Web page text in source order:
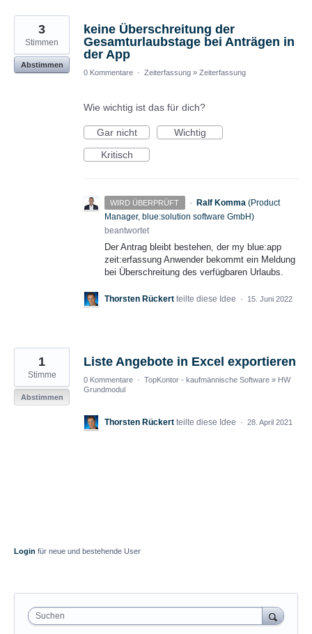
keine Überschreitung der
Gesamturlaubstage bei Anträgen in
der App
3
Stimmen
Abstimmen
0 Kommentare · Zeiterfassung » Zeiterfassung
Wie wichtig ist das für dich?
Gar nicht
Wichtig
Kritisch
WIRD ÜBERPRÜFT · Ralf Komma (Product
Manager, blue:solution software GmbH)
beantwortet
Der Antrag bleibt bestehen, der my blue:app
zeit:erfassung Anwender bekommt ein Meldung
bei Überschreitung des verfügbaren Urlaubs.
Thorsten Rückert teilte diese Idee · 15. Juni 2022
Liste Angebote in Excel exportieren
1
Stimme
Abstimmen
0 Kommentare · TopKontor - kaufmännische Software » HW
Grundmodul
Thorsten Rückert teilte diese Idee · 28. April 2021
Login für neue und bestehende User
Suchen